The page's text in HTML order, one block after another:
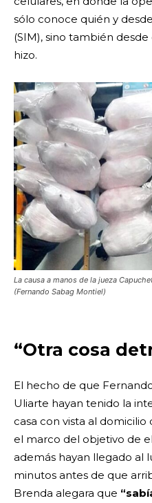
sólo conoce quién y
(SIM), sino también
hizo.
La causa a manos de la jueza
(Fernando Sabag Montiel)
“Otra cosa
El hecho de que
Uliarte hayan tenido la
casa con vista al
el marco del objetivo de
además hayan llegado al
minutos antes de que
Brenda alegara que